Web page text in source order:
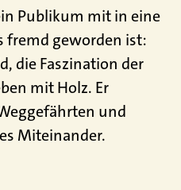
Publikum mit in eine
fremd geworden ist:
die Faszination der
mit Holz. Er
und
Miteinander.